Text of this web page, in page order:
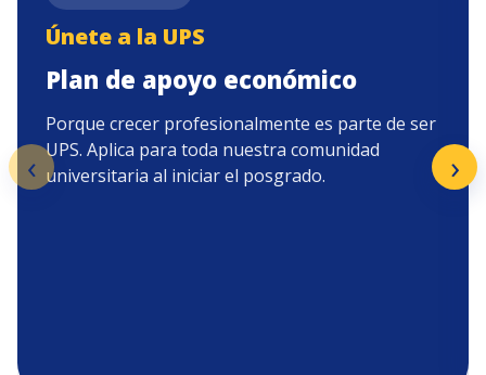
‹
Únete a la UPS
Plan de apoyo económico
Porque crecer profesionalmente es parte de ser
UPS. Aplica para toda nuestra comunidad
universitaria al iniciar el posgrado.
›